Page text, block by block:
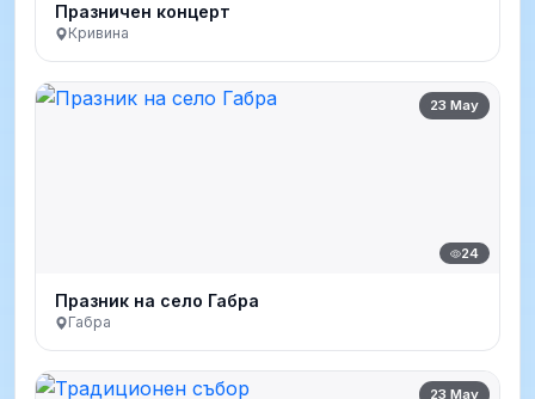
Празничен концерт
Кривина
23 May
24
Празник на село Габра
Габра
23 May